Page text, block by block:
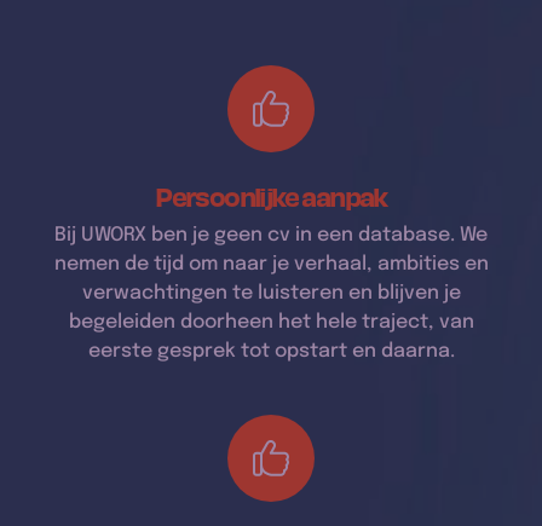
Persoonlijke aanpak
Bij UWORX ben je geen cv in een database. We
nemen de tijd om naar je verhaal, ambities en
verwachtingen te luisteren en blijven je
begeleiden doorheen het hele traject, van
eerste gesprek tot opstart en daarna.